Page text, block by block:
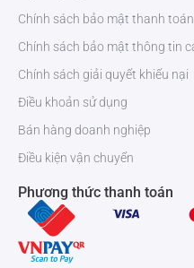
Ngoài ra để biết thêm thông tin
cũng như liên hệ mua hàng. Xin
chúng tôi theo số Hotline
Chính sách bảo mật thanh toán
Chính sách bảo mật thông tin
Chính sách giải quyết khiếu nại
Điều khoản sử dụng
Bán hàng doanh nghiệp
Điều kiện vận chuyển
Phương thức thanh toán